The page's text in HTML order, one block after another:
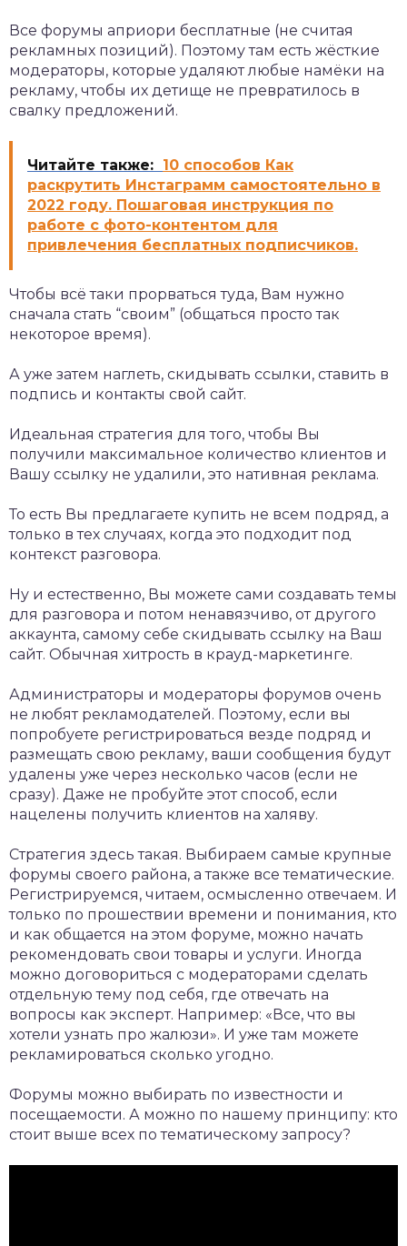
Все форумы априори бесплатные (не считая
рекламных позиций). Поэтому там есть жёсткие
модераторы, которые удаляют любые намёки на
рекламу, чтобы их детище не превратилось в
свалку предложений.
Читайте также: 10 способов Как
раскрутить Инстаграмм самостоятельно в
2022 году. Пошаговая инструкция по
работе с фото-контентом для
привлечения бесплатных подписчиков.
Чтобы всё таки прорваться туда, Вам нужно
сначала стать “своим” (общаться просто так
некоторое время).
А уже затем наглеть, скидывать ссылки, ставить в
подпись и контакты свой сайт.
Идеальная стратегия для того, чтобы Вы
получили максимальное количество клиентов и
Вашу ссылку не удалили, это нативная реклама.
То есть Вы предлагаете купить не всем подряд, а
только в тех случаях, когда это подходит под
контекст разговора.
Ну и естественно, Вы можете сами создавать темы
для разговора и потом ненавязчиво, от другого
аккаунта, самому себе скидывать ссылку на Ваш
сайт. Обычная хитрость в крауд-маркетинге.
Администраторы и модераторы форумов очень
не любят рекламодателей. Поэтому, если вы
попробуете регистрироваться везде подряд и
размещать свою рекламу, ваши сообщения будут
удалены уже через несколько часов (если не
сразу). Даже не пробуйте этот способ, если
нацелены получить клиентов на халяву.
Стратегия здесь такая. Выбираем самые крупные
форумы своего района, а также все тематические.
Регистрируемся, читаем, осмысленно отвечаем. И
только по прошествии времени и понимания, кто
и как общается на этом форуме, можно начать
рекомендовать свои товары и услуги. Иногда
можно договориться с модераторами сделать
отдельную тему под себя, где отвечать на
вопросы как эксперт. Например: «Все, что вы
хотели узнать про жалюзи». И уже там можете
рекламироваться сколько угодно.
Форумы можно выбирать по известности и
посещаемости. А можно по нашему принципу: кто
стоит выше всех по тематическому запросу?